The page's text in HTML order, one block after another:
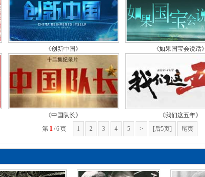
《创新中国》 《如果国宝会说话》
《中国队长》 《我们这五年》
第 1 /6页 1 2 3 4 5 > [后5页] 尾页